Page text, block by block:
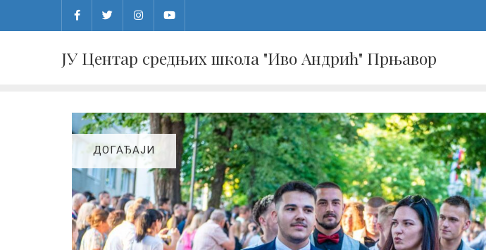
ЈУ Центар средњих школа "Иво Андрић" Прњавор
ДОГАЂАЈИ